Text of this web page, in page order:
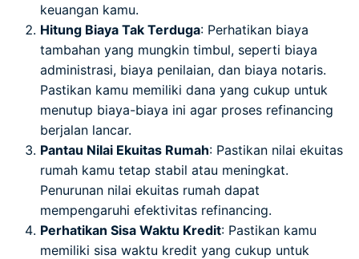
keuangan kamu.
Hitung Biaya Tak Terduga: Perhatikan biaya
tambahan yang mungkin timbul, seperti biaya
administrasi, biaya penilaian, dan biaya notaris.
Pastikan kamu memiliki dana yang cukup untuk
menutup biaya-biaya ini agar proses refinancing
berjalan lancar.
Pantau Nilai Ekuitas Rumah: Pastikan nilai ekuitas
rumah kamu tetap stabil atau meningkat.
Penurunan nilai ekuitas rumah dapat
mempengaruhi efektivitas refinancing.
Perhatikan Sisa Waktu Kredit: Pastikan kamu
memiliki sisa waktu kredit yang cukup untuk